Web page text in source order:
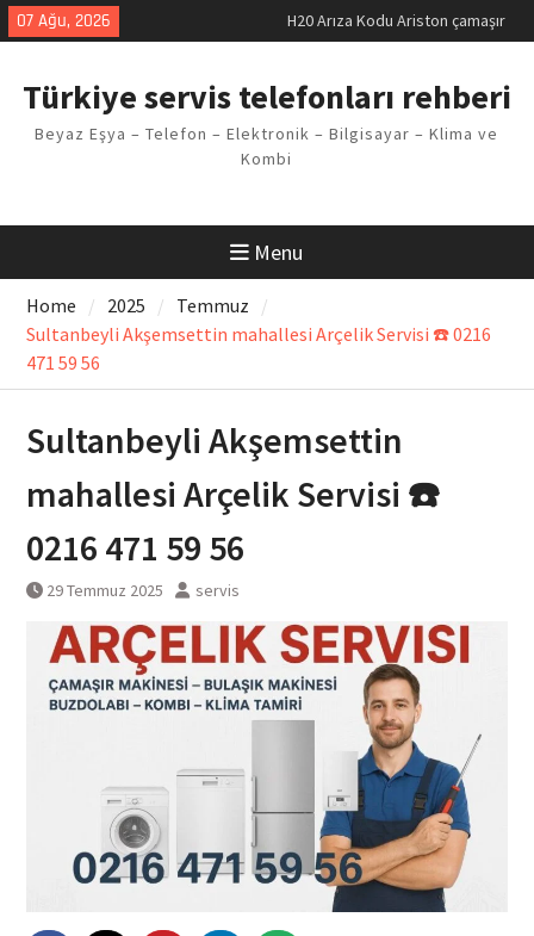
Skip
to
07 Ağu, 2026
LG kombi E2 Arızası Çözümü
Vaillant çamaşır makinesi E03
Arıza Kodu
Ferroli klima E3 Arızası Çözümü
Türkiye servis telefonları rehberi
Beyaz Eşya – Telefon – Elektronik – Bilgisayar – Klima ve
Kombi
Menu
Home 2025
Temmuz
Sultanbeyli Akşemsettin mahallesi Arçelik Servisi ☎️ 0216
471 59 56
Sultanbeyli Akşemsettin
mahallesi Arçelik Servisi ☎️
0216 471 59 56
29 Temmuz 2025 servis